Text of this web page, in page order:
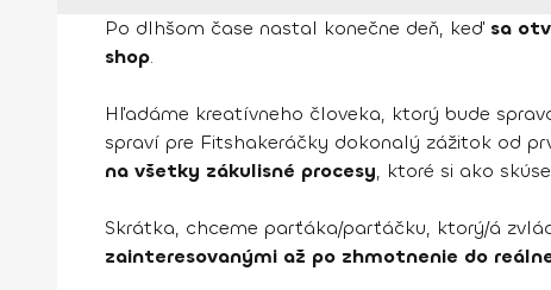
Po dlhšom čase nastal konečne deň, keď sa
shop.
Hľadáme kreatívneho človeka, ktorý bude
spraví pre Fitshakeráčky dokonalý zážitok od
na všetky zákulisné procesy, ktoré si ako
Skrátka, chceme parťáka/parťáčku, ktorý/á
zainteresovanými až po zhmotnenie do